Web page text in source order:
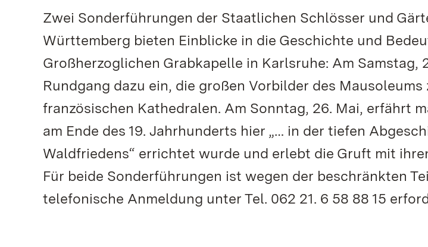
Zwei Sonderführungen der Staatlichen Schlösser und
Württemberg bieten Einblicke in die Geschichte und
Großherzoglichen Grabkapelle in Karlsruhe: Am Samstag,
Rundgang dazu ein, die großen Vorbilder des Mausoleums
französischen Kathedralen. Am Sonntag, 26. Mai, erfährt
am Ende des 19. Jahrhunderts hier „… in der tiefen
Waldfriedens“ errichtet wurde und erlebt die Gruft mit
Für beide Sonderführungen ist wegen der beschränkten
telefonische Anmeldung unter Tel. 062 21. 6 58 88 15